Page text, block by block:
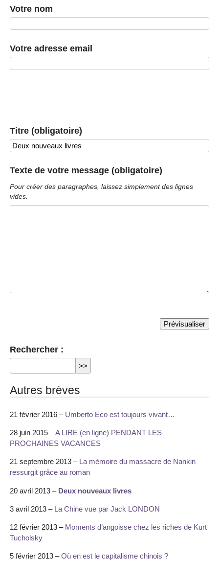
Votre nom
Votre adresse email
Titre (obligatoire)
Texte de votre message (obligatoire)
Pour créer des paragraphes, laissez simplement des lignes
vides.
Rechercher :
Autres brèves
21 février 2016 – Umberto Eco est toujours vivant…
28 juin 2015 –A LIRE (en ligne) PENDANT LES
PROCHAINES VACANCES
21 septembre 2013 – La mémoire du massacre de Nankin
ressurgit grâce au roman
20 avril 2013 – Deux nouveaux livres
3 avril 2013 – La Chine vue par Jack LONDON
12 février 2013 – Moments d’angoisse chez les riches de Kurt
Tucholsky
5 février 2013 –Où en est le capitalisme chinois ?